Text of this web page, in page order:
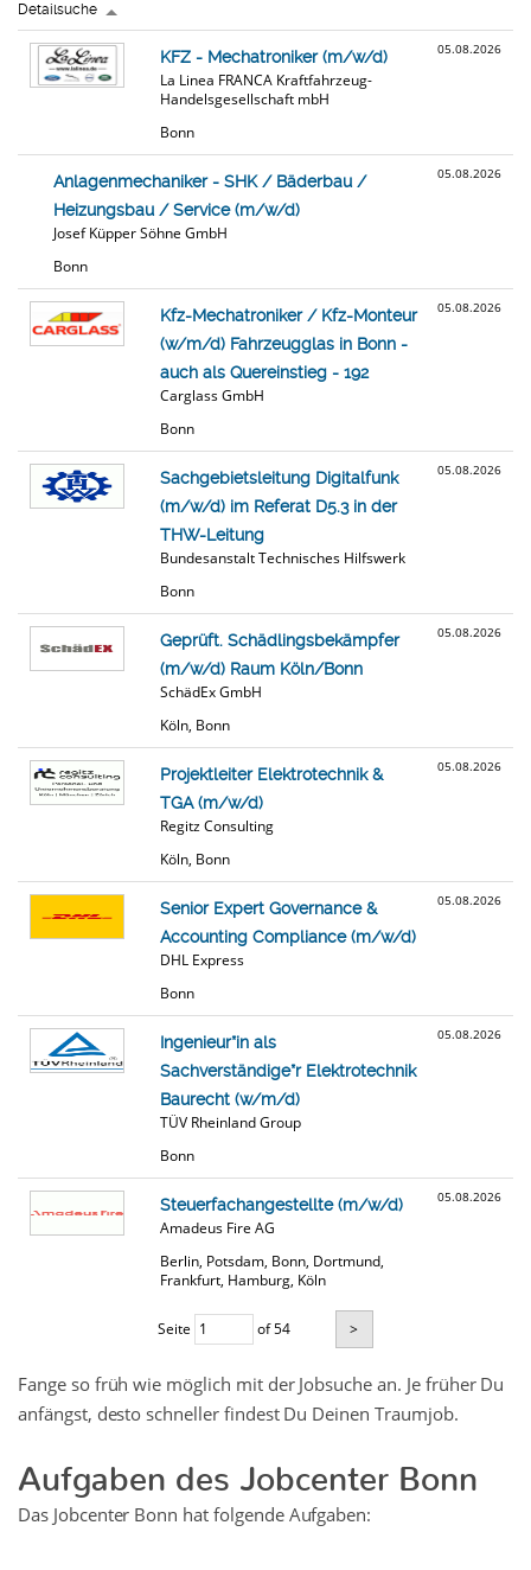
Detailsuche
05.08.2026
KFZ - Mechatroniker (m/w/d)
La Linea FRANCA Kraftfahrzeug-
Handelsgesellschaft mbH
Bonn
05.08.2026
Anlagenmechaniker - SHK / Bäderbau /
Heizungsbau / Service (m/w/d)
Josef Küpper Söhne GmbH
Bonn
05.08.2026
Kfz-Mechatroniker / Kfz-Monteur
(w/m/d) Fahrzeugglas in Bonn -
auch als Quereinstieg - 192
Carglass GmbH
Bonn
05.08.2026
Sachgebietsleitung Digitalfunk
(m/w/d) im Referat D5.3 in der
THW-Leitung
Bundesanstalt Technisches Hilfswerk
Bonn
05.08.2026
Geprüft. Schädlingsbekämpfer
(m/w/d) Raum Köln/Bonn
SchädEx GmbH
Köln, Bonn
05.08.2026
Projektleiter Elektrotechnik &
TGA (m/w/d)
Regitz Consulting
Köln, Bonn
05.08.2026
Senior Expert Governance &
Accounting Compliance (m/w/d)
DHL Express
Bonn
05.08.2026
Ingenieur*in als
Sachverständige*r Elektrotechnik
Baurecht (w/m/d)
TÜV Rheinland Group
Bonn
05.08.2026
Steuerfachangestellte (m/w/d)
Amadeus Fire AG
Berlin, Potsdam, Bonn, Dortmund,
Frankfurt, Hamburg, Köln
Seite of 54 >
Fange so früh wie möglich mit der Jobsuche an. Je früher Du
anfängst, desto schneller findest Du Deinen Traumjob.
Aufgaben des Jobcenter Bonn
Das Jobcenter Bonn hat folgende Aufgaben: